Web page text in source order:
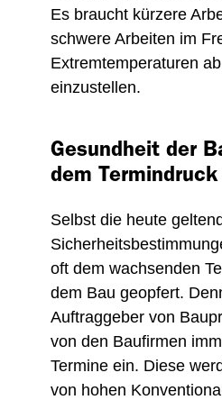
Es braucht kürzere
schwere Arbeiten im
Extremtemperaturen
einzustellen.
Gesundheit der
dem
Selbst die heute
oft dem wachsenden
dem Bau geopfert.
Auftraggeber von
von den Baufirmen
Termine ein. Diese
von hohen